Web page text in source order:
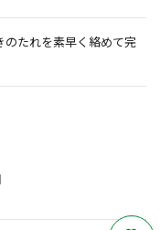
たれを素早く絡めて完